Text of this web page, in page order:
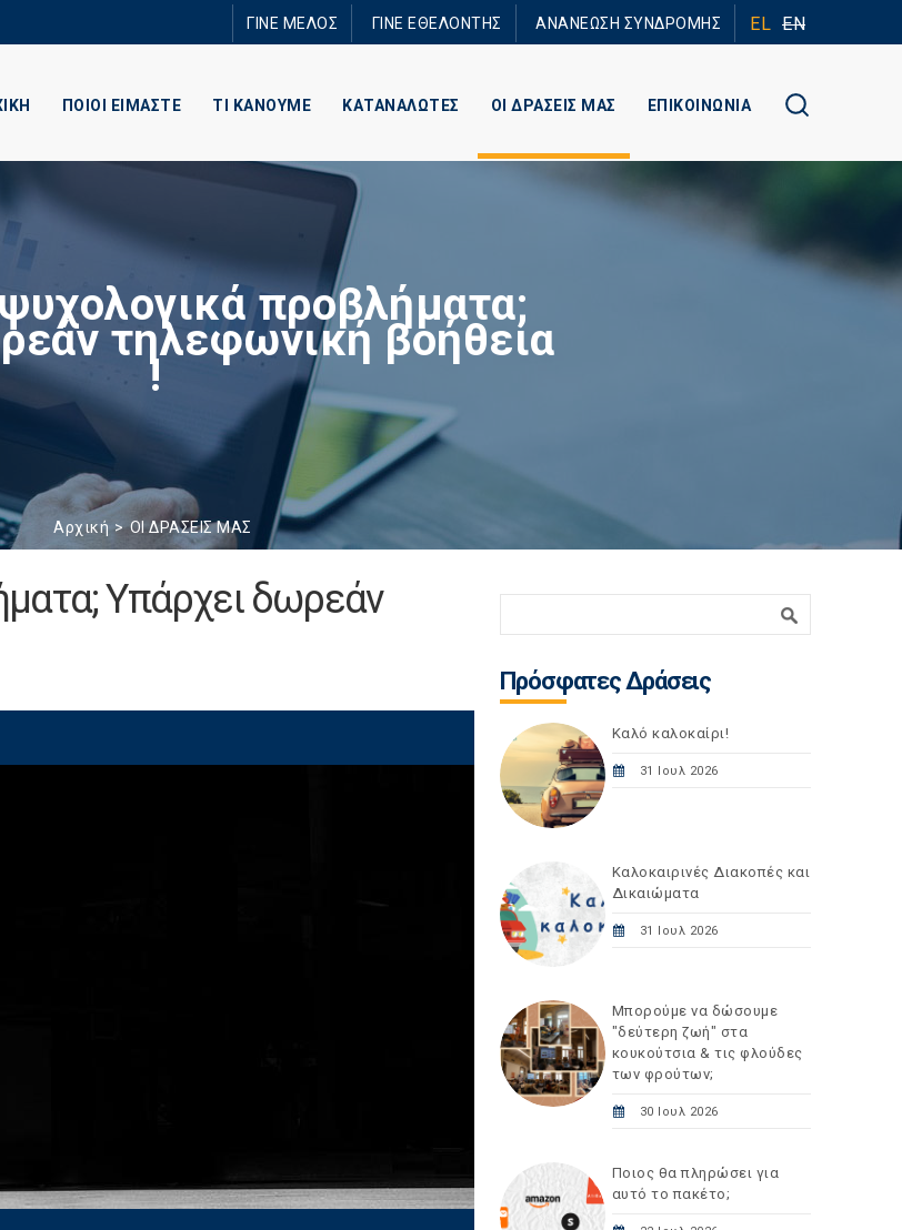
ΓΙΝΕ ΜΕΛΟΣ ΓΙΝΕ ΕΘΕΛΟΝΤΗΣ ΑΝΑΝΕΩΣΗ ΣΥΝΔΡΟΜΗΣ EL EN
ΠΟΙΟΙ ΕΙΜΑΣΤΕ ΤΙ ΚΑΝΟΥΜΕ ΚΑΤΑΝΑΛΩΤΕΣ ΟΙ ΔΡΑΣΕΙΣ ΜΑΣ ΕΠΙΚΟΙΝΩΝΙΑ
προβλήματα;
τηλεφωνική βοήθεια
!
Αρχική ΟΙ ΔΡΑΣΕΙΣ ΜΑΣ
Υπάρχει δωρεάν
Πρόσφατες Δράσεις
Καλό καλοκαίρι!
31 Ιουλ 2026
Καλοκαιρινές Διακοπές και
Δικαιώματα
31 Ιουλ 2026
Μπορούμε να δώσουμε
"δεύτερη ζωή" στα
κουκούτσια & τις φλούδες
των φρούτων;
30 Ιουλ 2026
Ποιος θα πληρώσει για
αυτό το πακέτο;